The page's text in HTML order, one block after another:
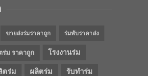
ขายส่งร่มราคาถูก ร่มพับราคาส่ง
ร่ม ราคาถูก โรงงานร่ม
ตร่ม ผลิตร่ม รับทำร่ม